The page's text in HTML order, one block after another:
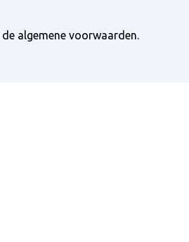
algemene voorwaarden.